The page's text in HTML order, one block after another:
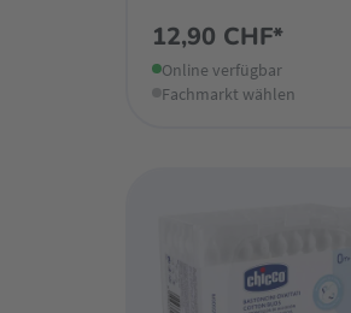
12,90 CHF*
Online verfügbar
Fachmarkt wählen